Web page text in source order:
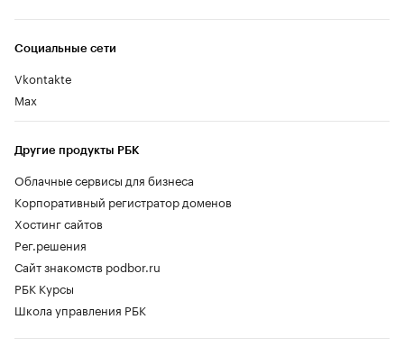
Социальные сети
Vkontakte
Max
Другие продукты РБК
Облачные сервисы для бизнеса
Корпоративный регистратор доменов
Хостинг сайтов
Рег.решения
Сайт знакомств podbor.ru
РБК Курсы
Школа управления РБК